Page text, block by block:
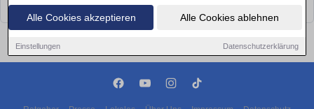
Alle Cookies akzeptieren Alle Cookies ablehnen
Einstellungen Datenschutzerklärung
bald wieder vorbei!